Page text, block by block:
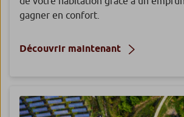
gagner en confort.
Découvrir maintenant